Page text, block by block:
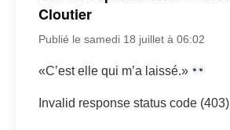
Cloutier
Publié le samedi 18 juillet à 06:02
«C’est elle qui m’a laissé.»
Invalid response status code (403)